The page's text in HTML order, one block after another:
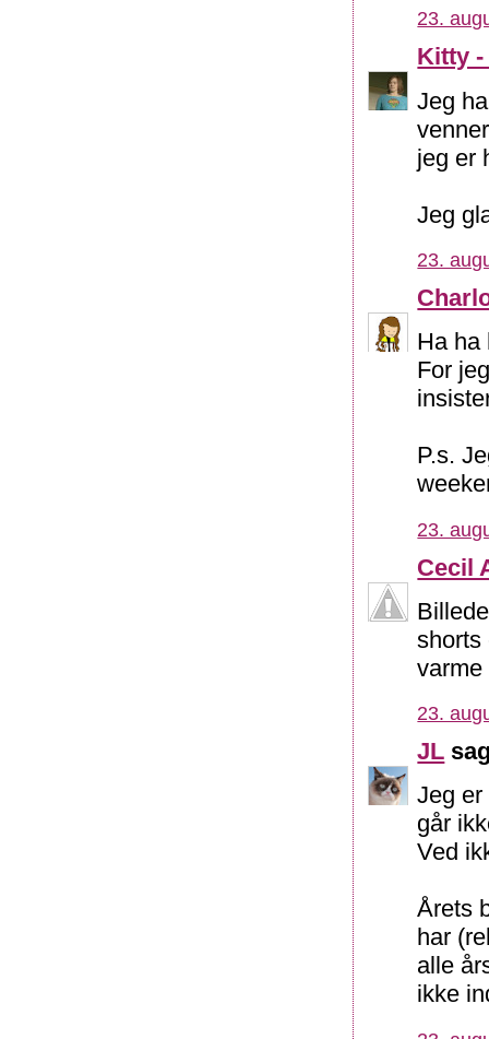
23.
Kitty -
Jeg
jeg er
Jeg
23.
Ha ha
For
P.s.
23.
Cecil
shorts
varme
23.
JL
Jeg
går
Ved
Årets
har
alle
ikke